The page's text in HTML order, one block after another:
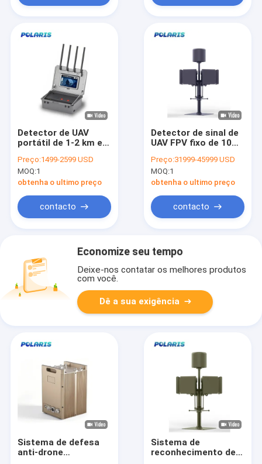
Detector de UAV
portátil de 1-2 km e
interferência para
equipamentos de
combate individuais
Preço:1499-2599 USD
MOQ:1
obtenha o ultimo preço
contacto
Detector de sinal de
UAV FPV fixo de 10
de direção e
interferência de
drones
Preço:31999-45999 USD
MOQ:1
obtenha o ultimo preço
contacto
Economize seu tempo
Deixe-nos contatar os melhores produtos
com você.
Dê a sua exigência
Sistema de defesa
anti-drone
Sistema de
reconhecimento de